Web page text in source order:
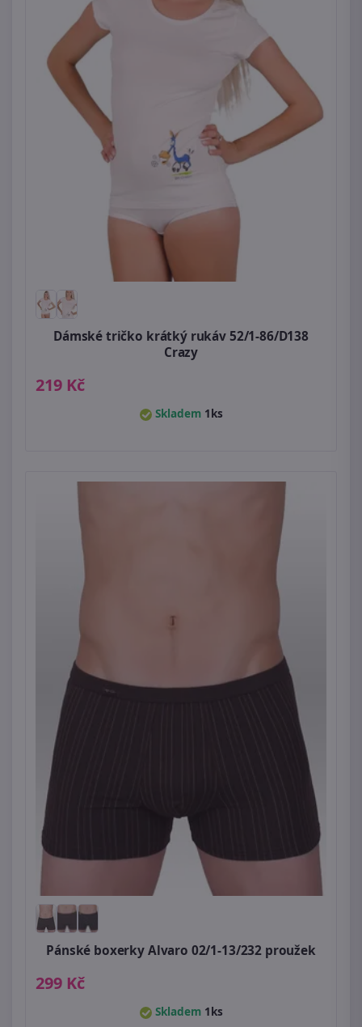
Dámské tričko krátký rukáv 52/1-86/D138
Crazy
219 Kč
Skladem 1ks
Pánské boxerky Alvaro 02/1-13/232 proužek
299 Kč
Skladem 1ks